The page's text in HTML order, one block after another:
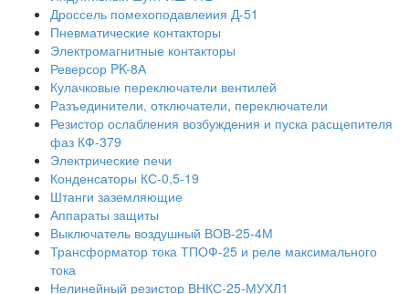
Дроссель помехоподавлеиия Д-51
Пневматические контакторы
Электромагнитные контакторы
Реверсор PK-8А
Кулачковые переключатели вентилей
Разъединители, отключатели, переключатели
Резистор ослабления возбуждения и пуска расщепителя
фаз КФ-379
Электрические печи
Конденсаторы КС-0,5-19
Штанги заземляющие
Аппараты защиты
Выключатель воздушный ВОВ-25-4М
Трансформатор тока ТПОФ-25 и реле максимального
тока
Нелинейный резистор ВНКС-25-МУХЛ1